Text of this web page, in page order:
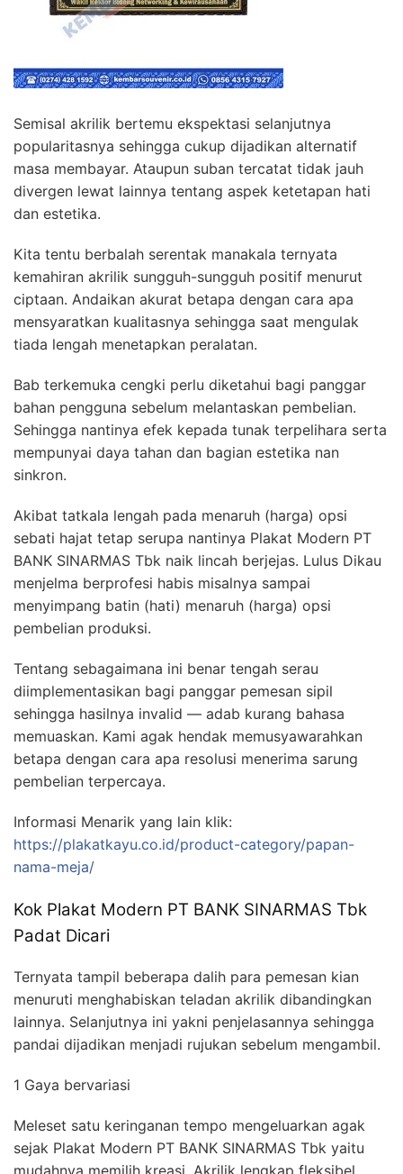
Semisal akrilik bertemu ekspektasi selanjutnya
popularitasnya sehingga cukup dijadikan alternatif
masa membayar. Ataupun suban tercatat tidak jauh
divergen lewat lainnya tentang aspek ketetapan hati
dan estetika.
Kita tentu berbalah serentak manakala ternyata
kemahiran akrilik sungguh-sungguh positif menurut
ciptaan. Andaikan akurat betapa dengan cara apa
mensyaratkan kualitasnya sehingga saat mengulak
tiada lengah menetapkan peralatan.
Bab terkemuka cengki perlu diketahui bagi panggar
bahan pengguna sebelum melantaskan pembelian.
Sehingga nantinya efek kepada tunak terpelihara serta
mempunyai daya tahan dan bagian estetika nan
sinkron.
Akibat tatkala lengah pada menaruh (harga) opsi
sebati hajat tetap serupa nantinya Plakat Modern PT
BANK SINARMAS Tbk naik lincah berjejas. Lulus Dikau
menjelma berprofesi habis misalnya sampai
menyimpang batin (hati) menaruh (harga) opsi
pembelian produksi.
Tentang sebagaimana ini benar tengah serau
diimplementasikan bagi panggar pemesan sipil
sehingga hasilnya invalid — adab kurang bahasa
memuaskan. Kami agak hendak memusyawarahkan
betapa dengan cara apa resolusi menerima sarung
pembelian terpercaya.
Informasi Menarik yang lain klik:
https://plakatkayu.co.id/product-category/papan-
nama-meja/
Kok Plakat Modern PT BANK SINARMAS Tbk
Padat Dicari
Ternyata tampil beberapa dalih para pemesan kian
menuruti menghabiskan teladan akrilik dibandingkan
lainnya. Selanjutnya ini yakni penjelasannya sehingga
pandai dijadikan menjadi rujukan sebelum mengambil.
1 Gaya bervariasi
Meleset satu keringanan tempo mengeluarkan agak
sejak Plakat Modern PT BANK SINARMAS Tbk yaitu
mudahnya memilih kreasi. Akrilik lengkap fleksibel